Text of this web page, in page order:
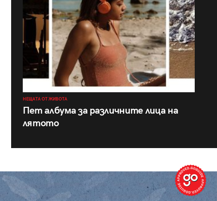
НЕЩАТА ОТ ЖИВОТА
Пет албума за различните лица на
лятото